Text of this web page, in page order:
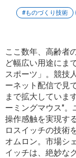
ものづくり技術
ここ数年、高齢者
ど幅広い用途にま
スポーツ」。競技
ーネット配信で見
まで拡大していま
ーミングマウス"。
操作感触を実現す
ロスイッチの技術
オムロン。市場シ
イッチは、絶妙な